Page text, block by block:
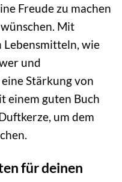
Freude zu machen
Mit
Lebensmitteln, wie
und
Stärkung von
einem guten Buch
um dem
für deinen